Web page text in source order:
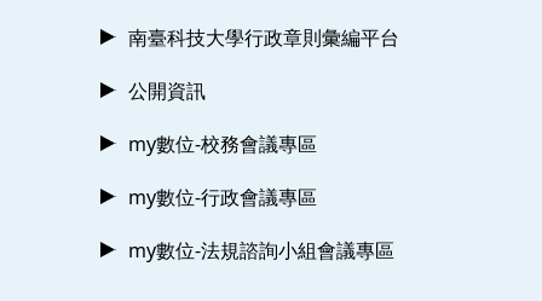
南臺科技大學行政章則彙編平台
公開資訊
my數位-校務會議專區
my數位-行政會議專區
my數位-法規諮詢小組會議專區